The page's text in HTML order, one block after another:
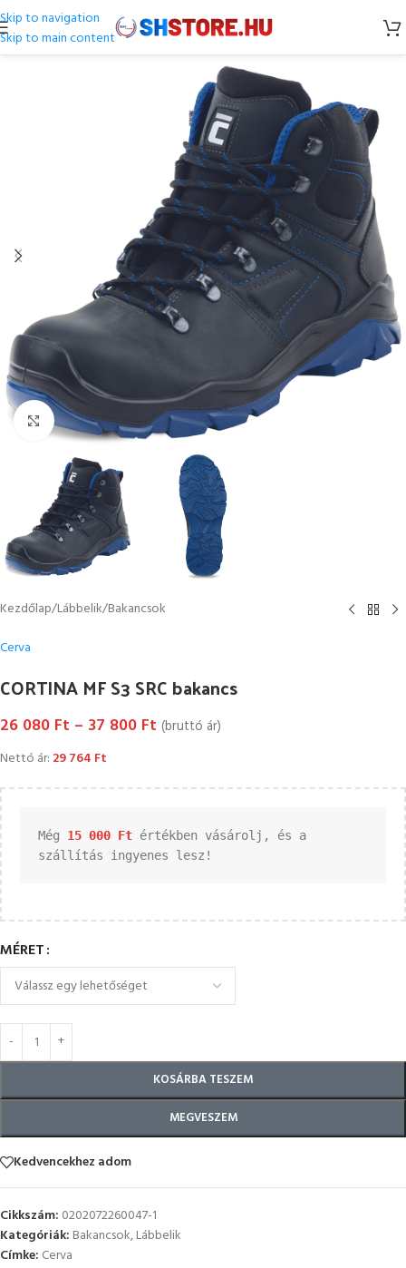
Skip to navigation
Skip to main content
Kattintson a nagyításhoz
Kezdőlap/Lábbelik/Bakancsok
Cerva
CORTINA MF S3 SRC bakancs
26 080 Ft – 37 800 Ft (bruttó ár)
Nettó ár: 29 764 Ft
Még 15 000 Ft értékben vásárolj, és a
szállítás ingyenes lesz!
MÉRET
KOSÁRBA TESZEM
MEGVESZEM
Kedvencekhez adom
Cikkszám: 0202072260047-1
Kategóriák: Bakancsok,Lábbelik
Címke: Cerva